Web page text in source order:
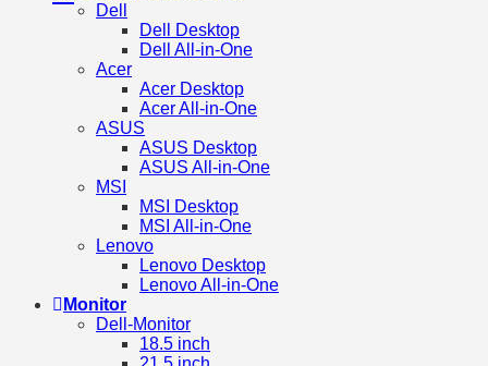
Dell
Dell Desktop
Dell All-in-One
Acer
Acer Desktop
Acer All-in-One
ASUS
ASUS Desktop
ASUS All-in-One
MSI
MSI Desktop
MSI All-in-One
Lenovo
Lenovo Desktop
Lenovo All-in-One
Monitor
Dell-Monitor
18.5 inch